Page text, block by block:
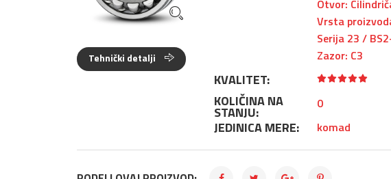
Tehnički detalji
Otvor:
Vrsta
Serija 23 /
Zazor: C3
KVALITET:
KOLIČINA NA
STANJU: 0
JEDINICA MERE: komad